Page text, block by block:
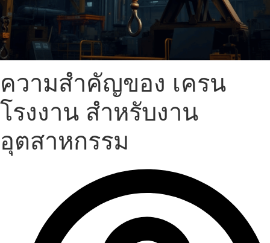
ความสำคัญของ เครน
โรงงาน สำหรับงาน
อุตสาหกรรม